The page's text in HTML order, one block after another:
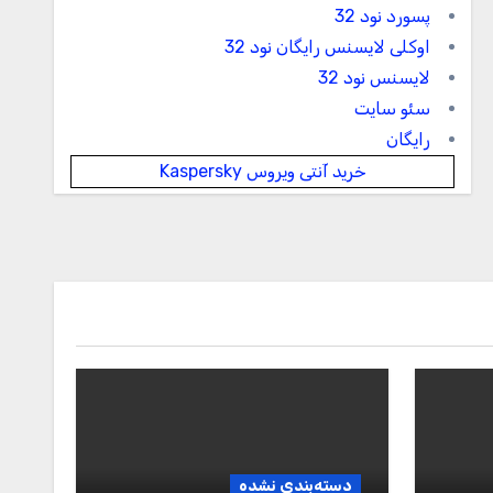
پسورد نود 32
اوکلی لایسنس رایگان نود 32
لایسنس نود 32
سئو سایت
رایگان
خرید آنتی ویروس Kaspersky
دسته‌بندی نشده